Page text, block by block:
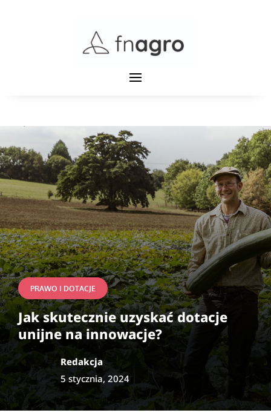
PRAWO I DOTACJE
Jak skutecznie uzyskać dotacje
unijne na innowacje?
Redakcja
5 stycznia, 2024